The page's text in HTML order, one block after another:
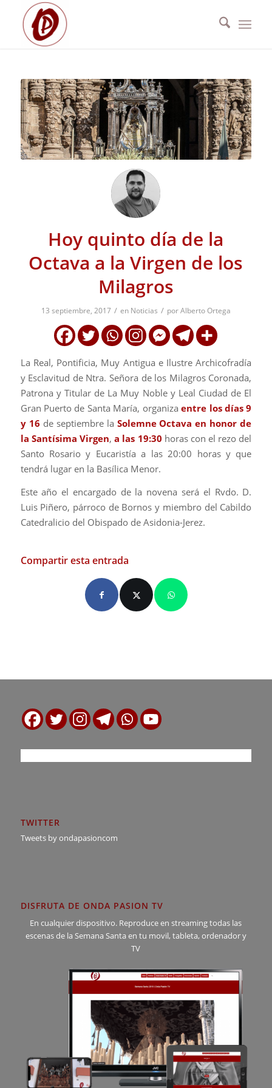
Hoy quinto día de la
Octava a la Virgen de los
Milagros
13 septiembre, 2017 / en Noticias / porAlberto Ortega
La Real, Pontificia, Muy Antigua e Ilustre Archicofradía
y Esclavitud de Ntra. Señora de los Milagros Coronada,
Patrona y Titular de La Muy Noble y Leal Ciudad de El
Gran Puerto de Santa María, organizaentre los días 9
y 16 de septiembre la Solemne Octava en honor de
la Santísima Virgen,a las 19:30 horas con el rezo del
Santo Rosario y Eucaristía a las 20:00 horas y que
tendrá lugar en la Basílica Menor.
Este año el encargado de la novena será el Rvdo. D.
Luis Piñero, párroco de Bornos y miembro del Cabildo
Catedralicio del Obispado de Asidonia-Jerez.
Compartir esta entrada
TWITTER
Tweets by ondapasioncom
DISFRUTA DE ONDA PASION TV
En cualquier dispositivo. Reproduce en streaming todas las
escenas de la Semana Santa en tu movil, tableta, ordenador y
TV